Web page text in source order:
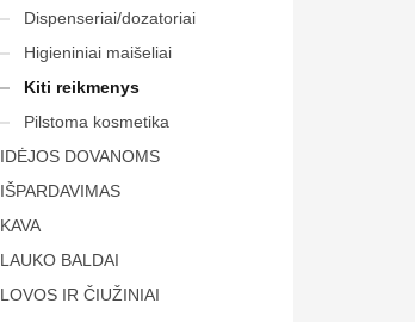
Dispenseriai/dozatoriai
Higieniniai maišeliai
Kiti reikmenys
Pilstoma kosmetika
IDĖJOS DOVANOMS
IŠPARDAVIMAS
KAVA
LAUKO BALDAI
LOVOS IR ČIUŽINIAI